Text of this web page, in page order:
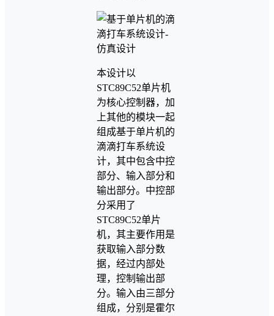
本设计以
STC89C52单片机
为核心控制器，加
上其他的模块一起
组成基于单片机的
滴滴打车系统设
计，其中包含中控
部分、输入部分和
输出部分。中控部
分采用了
STC89C52单片
机，其主要作用是
获取输入部分数
据，经过内部处
理，控制输出部
分。输入由三部分
组成，分别是霍尔